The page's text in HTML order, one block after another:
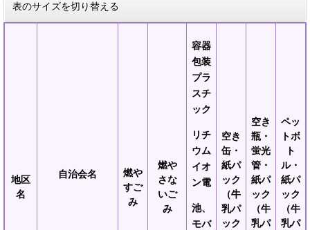
表のサイズを切り替える
地区
名
自治会名
燃や
すご
み
燃や
さな
いご
み
容器
包装
プラ
スチ
ック
リチ
ウム
イオ
ン電
池、
モバ
空き
缶・
紙パ
ック
（牛
乳パ
ック
空き
瓶・
蛍光
管・
紙パ
ック
（牛
乳パ
ペッ
トボ
ト
ル・
紙パ
ック
（牛
乳パ